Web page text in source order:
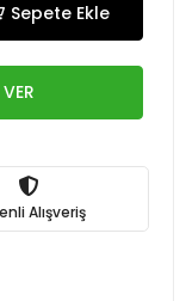
Sepete Ekle
Alışveriş